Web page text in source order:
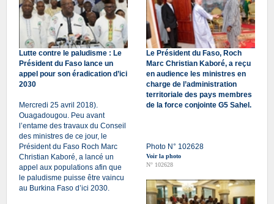
Lutte contre le paludisme : Le
Président du Faso lance un
appel pour son éradication d’ici
2030
Mercredi 25 avril 2018).
Ouagadougou. Peu avant
l’entame des travaux du Conseil
des ministres de ce jour, le
Président du Faso Roch Marc
Christian Kaboré, a lancé un
appel aux populations afin que
le paludisme puisse être vaincu
au Burkina Faso d’ici 2030.
Le Président du Faso, Roch
Marc Christian Kaboré, a reçu
en audience les ministres en
charge de l’administration
territoriale des pays membres
de la force conjointe G5 Sahel.
Photo N° 102628
Voir la photo
N° 102628